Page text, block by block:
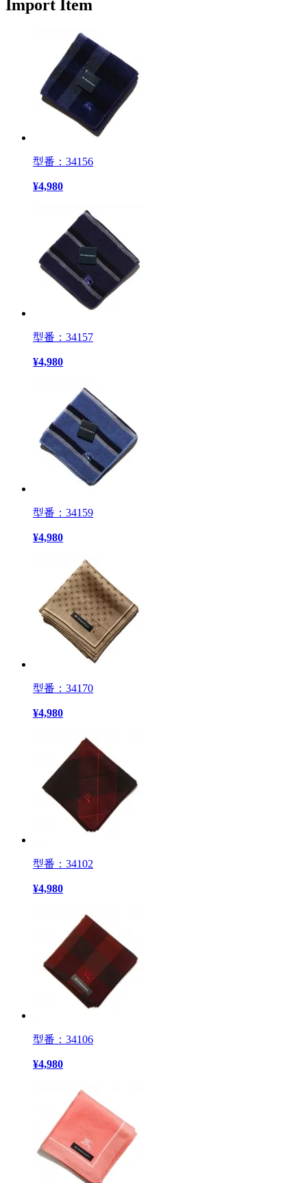
Import Item
型番：34156
¥4,980
型番：34157
¥4,980
型番：34159
¥4,980
型番：34170
¥4,980
型番：34102
¥4,980
型番：34106
¥4,980